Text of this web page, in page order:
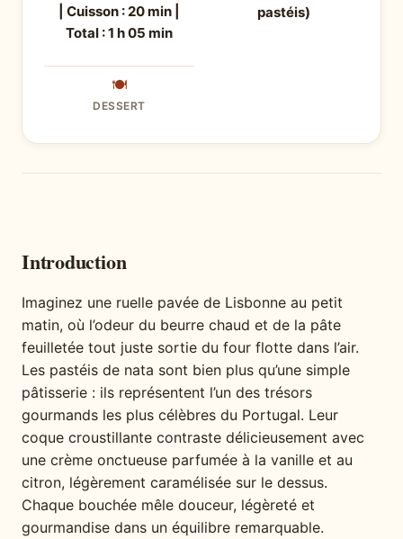
| Cuisson : 20 min |
Total : 1 h 05 min
pastéis)
🍽
DESSERT
Introduction
Imaginez une ruelle pavée de Lisbonne au petit
matin, où l’odeur du beurre chaud et de la pâte
feuilletée tout juste sortie du four flotte dans l’air.
Les pastéis de nata sont bien plus qu’une simple
pâtisserie : ils représentent l’un des trésors
gourmands les plus célèbres du Portugal. Leur
coque croustillante contraste délicieusement avec
une crème onctueuse parfumée à la vanille et au
citron, légèrement caramélisée sur le dessus.
Chaque bouchée mêle douceur, légèreté et
gourmandise dans un équilibre remarquable.